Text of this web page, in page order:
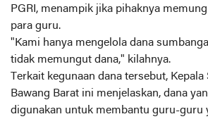
PGRI, menampik jika pihaknya
para guru.
"Kami hanya mengelola dana
tidak memungut dana," kilahnya.
Terkait kegunaan dana tersebut, Kepala
Bawang Barat ini menjelaskan, dana
digunakan untuk membantu guru-guru